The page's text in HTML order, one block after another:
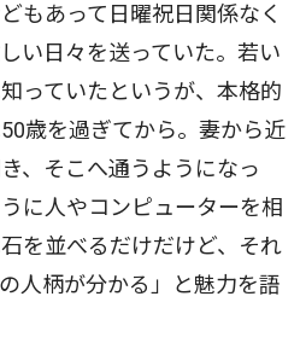
もあって日曜祝日関係なく
い日々を送っていた。若い
っていたというが、本格的
歳を過ぎてから。妻から近
、そこへ通うようになっ
に人やコンピューターを相
を並べるだけだけど、それ
人柄が分かる」と魅力を語